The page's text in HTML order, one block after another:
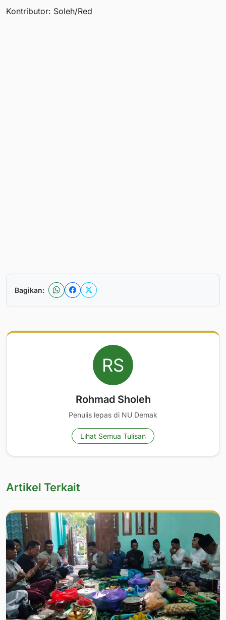
Kontributor: Soleh/Red
Bagikan:
Rohmad Sholeh
Penulis lepas di NU Demak
Lihat Semua Tulisan
Artikel Terkait